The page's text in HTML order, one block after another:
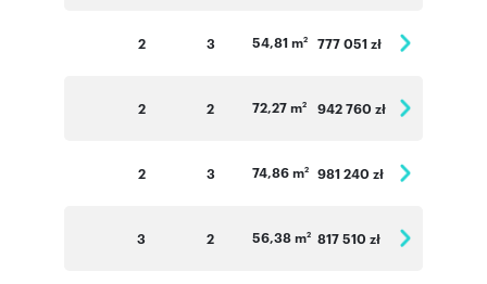
2 3 54,81 m2 777 051 zł
2 2 72,27 m2 942 760 zł
2 3 74,86 m2 981 240 zł
3 2 56,38 m2 817 510 zł